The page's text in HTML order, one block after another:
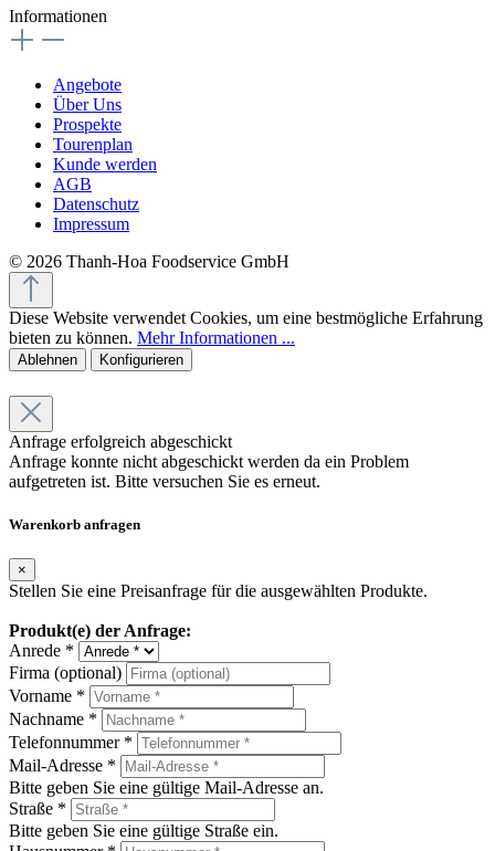
Informationen
Angebote
Über Uns
Prospekte
Tourenplan
Kunde werden
AGB
Datenschutz
Impressum
© 2026 Thanh-Hoa Foodservice GmbH
Diese Website verwendet Cookies, um eine bestmögliche Erfahrung
bieten zu können. Mehr Informationen ...
Ablehnen Konfigurieren
Anfrage erfolgreich abgeschickt
Anfrage konnte nicht abgeschickt werden da ein Problem
aufgetreten ist. Bitte versuchen Sie es erneut.
Warenkorb anfragen
×
Stellen Sie eine Preisanfrage für die ausgewählten Produkte.
Produkt(e) der Anfrage:
Anrede *
Firma (optional)
Vorname *
Nachname *
Telefonnummer *
Mail-Adresse *
Bitte geben Sie eine gültige Mail-Adresse an.
Straße *
Bitte geben Sie eine gültige Straße ein.